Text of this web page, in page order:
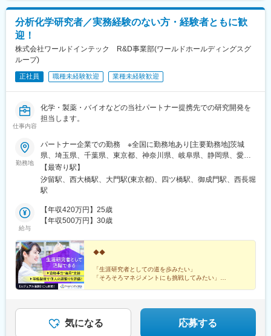
分析化学研究者／実務経験のない方・経験者ともに歓
迎！
株式会社ワールドインテック R&D事業部(ワールドホールディングスグ
ループ)
正社員 職種未経験歓迎 業種未経験歓迎
仕事内容
化学・製薬・バイオなどの当社パートナー提携先での研究開発を
担当します。
勤務地
パートナー企業での勤務 ※全国に勤務地あり[主要勤務地]茨城
県、埼玉県、千葉県、東京都、神奈川県、岐阜県、静岡県、愛知
県、三重県、滋賀県、京都府、大阪府、兵庫県、広島県、福岡県※
勤務地・配属先企業は、十分に話し合った上で、あなたのご経験
やご希望を考慮し決定します。＼NEW！エリア制度導入／全国で
望をお聞かせください！詳細は選考時にご案内いたします。
【最寄り駅】
汐留駅、西大橋駅、大門駅(東京都)、四ツ橋駅、御成門駅、西長堀
駅
給与
【年収420万円】25歳
【年収500万円】30歳
◆◆
「生涯研究者としての道を歩みたい」
「そろそろマネジメントにも挑戦してみたい」
◎カジュアル面談も対応しています。お気軽にご相談く
ださい。
気になる 応募する